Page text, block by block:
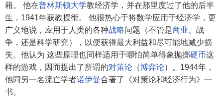
籍。 他在普林斯顿大学教经济学，并在那里度过了他的后半
生，1941年获教授衔。 他很热心于将数学应用于经济学，更
广义地说，应用于人类的各种战略问题（不管是商业 、战
争，还是科学研究），以便获得最大利益和尽可能地减少损
失。他认为 这些原理也同样适用于哪怕简单得象抛掷硬币这
样的游戏，因而提出了所谓的对策论 （博弈论）。1944年，
他同另一名流亡学者诺伊曼合著了《对策论和经济行为》一
书。